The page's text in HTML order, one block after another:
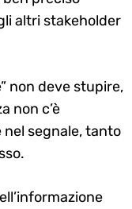
altri stakeholder
non deve stupire,
non c’è
nel segnale, tanto